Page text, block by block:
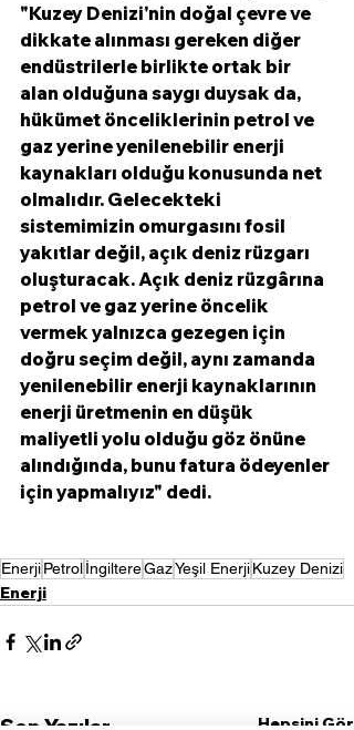
"Kuzey Denizi'nin doğal çevre ve
dikkate alınması gereken diğer
endüstrilerle birlikte ortak bir
alan olduğuna saygı duysak da,
hükümet önceliklerinin petrol ve
gaz yerine yenilenebilir enerji
kaynakları olduğu konusunda net
olmalıdır. Gelecekteki
sistemimizin omurgasını fosil
yakıtlar değil, açık deniz rüzgarı
oluşturacak. Açık deniz rüzgârına
petrol ve gaz yerine öncelik
vermek yalnızca gezegen için
doğru seçim değil, aynı zamanda
yenilenebilir enerji kaynaklarının
enerji üretmenin en düşük
maliyetli yolu olduğu göz önüne
alındığında, bunu fatura ödeyenler
için yapmalıyız" dedi.
EnerjiPetrolİngiltereGazYeşil EnerjiKuzey Denizi
Enerji
Hepsini Gör